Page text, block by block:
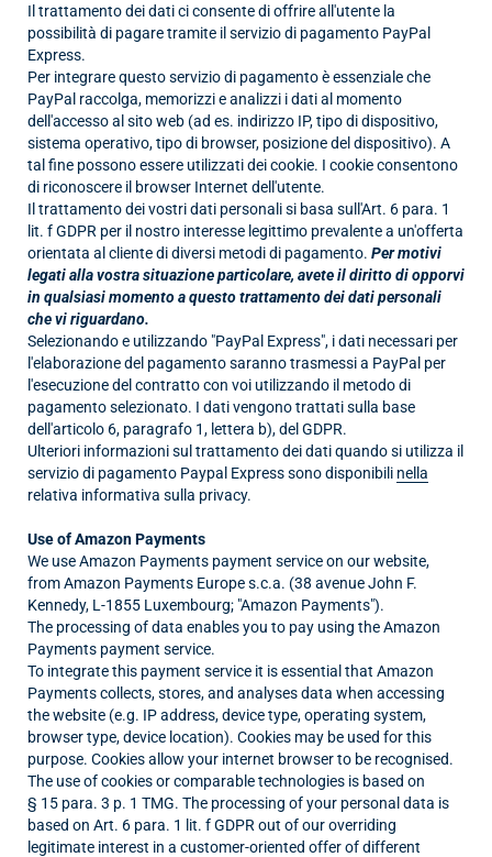
Il trattamento dei dati ci consente di offrire all'utente la
possibilità di pagare tramite il servizio di pagamento PayPal
Express.
Per integrare questo servizio di pagamento è essenziale che
PayPal raccolga, memorizzi e analizzi i dati al momento
dell'accesso al sito web (ad es. indirizzo IP, tipo di dispositivo,
sistema operativo, tipo di browser, posizione del dispositivo). A
tal fine possono essere utilizzati dei cookie. I cookie consentono
di riconoscere il browser Internet dell'utente.
Il trattamento dei vostri dati personali si basa sull'Art. 6 para. 1
lit. f GDPR per il nostro interesse legittimo prevalente a un'offerta
orientata al cliente di diversi metodi di pagamento. Per motivi
legati alla vostra situazione particolare, avete il diritto di opporvi
in qualsiasi momento a questo trattamento dei dati personali
che vi riguardano.
Selezionando e utilizzando "PayPal Express", i dati necessari per
l'elaborazione del pagamento saranno trasmessi a PayPal per
l'esecuzione del contratto con voi utilizzando il metodo di
pagamento selezionato. I dati vengono trattati sulla base
dell'articolo 6, paragrafo 1, lettera b), del GDPR.
Ulteriori informazioni sul trattamento dei dati quando si utilizza il
servizio di pagamento Paypal Express sono disponibili nella
relativa informativa sulla privacy.
Use of Amazon Payments
We use Amazon Payments payment service on our website,
from Amazon Payments Europe s.c.a. (38 avenue John F.
Kennedy, L-1855 Luxembourg; "Amazon Payments").
The processing of data enables you to pay using the Amazon
Payments payment service.
To integrate this payment service it is essential that Amazon
Payments collects, stores, and analyses data when accessing
the website (e.g. IP address, device type, operating system,
browser type, device location). Cookies may be used for this
purpose. Cookies allow your internet browser to be recognised.
The use of cookies or comparable technologies is based on
§ 15 para. 3 p. 1 TMG. The processing of your personal data is
based on Art. 6 para. 1 lit. f GDPR out of our overriding
legitimate interest in a customer-oriented offer of different